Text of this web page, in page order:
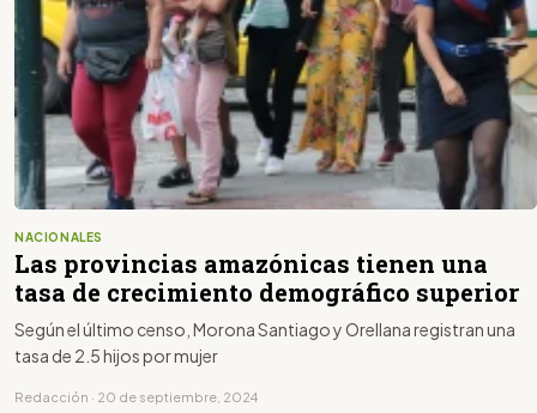
NACIONALES
Las provincias amazónicas tienen una
tasa de crecimiento demográfico superior
Según el último censo, Morona Santiago y Orellana registran una
tasa de 2.5 hijos por mujer
Redacción · 20 de septiembre, 2024